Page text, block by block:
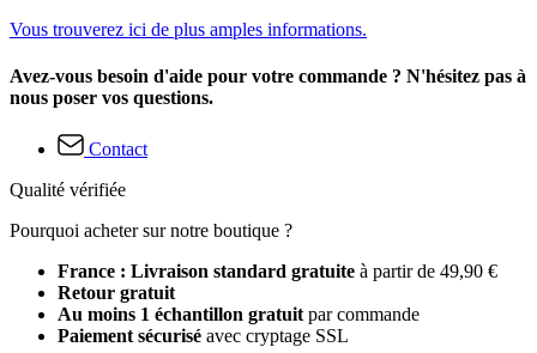
Vous trouverez ici de plus amples informations.
Avez-vous besoin d'aide pour votre commande ? N'hésitez pas à
nous poser vos questions.
Contact
Qualité vérifiée
Pourquoi acheter sur notre boutique ?
France : Livraison standard gratuite à partir de 49,90 €
Retour gratuit
Au moins 1 échantillon gratuit par commande
Paiement sécurisé avec cryptage SSL